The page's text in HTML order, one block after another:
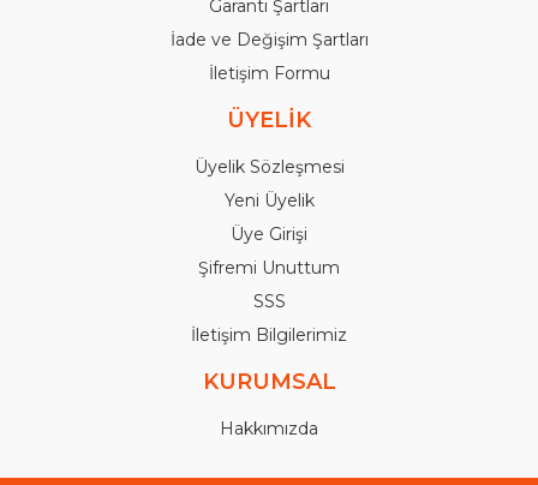
Garanti Şartları
İade ve Değişim Şartları
İletişim Formu
ÜYELİK
Üyelik Sözleşmesi
Yeni Üyelik
Üye Girişi
Şifremi Unuttum
SSS
İletişim Bilgilerimiz
KURUMSAL
Hakkımızda